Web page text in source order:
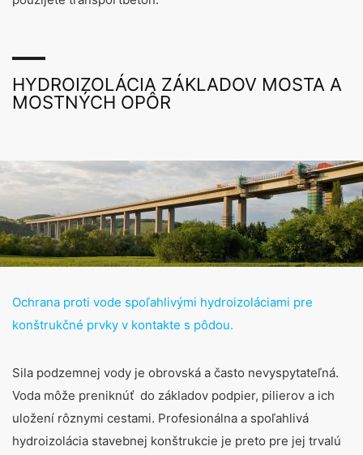
Mosty
produktové systémy a rozsiahly servis pre všetky
požiadavky týkajúce sa výstavby a údržby
HYDROIZOLÁCIA ZÁKLADOV MOSTA A
MOSTNÝCH OPÔR
Ochrana proti vode spoľahlivými hydroizoláciami pre
konštrukčné prvky v kontakte s pôdou.
Sila podzemnej vody je obrovská a často nevyspytateľná.
Voda môže preniknúť do základov podpier, pilierov a ich
uložení rôznymi cestami. Profesionálna a spoľahlivá
hydroizolácia stavebnej konštrukcie je preto pre jej trvalú